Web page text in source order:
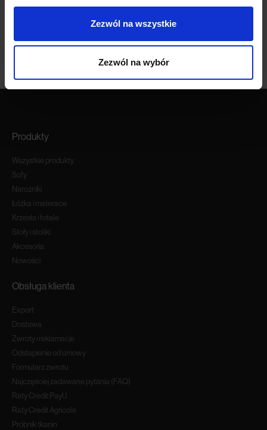
Zezwól na wszystkie
Zezwól na wybór
Produkty
Wszystkie produkty
Sofy
Narożniki
Łóżka i materace
Krzesła i fotele
Stoły i stoliki
Akcesoria
Nowości
Obsługa klienta
Export
Dostawa
Zwroty i reklamacje
Odstapienie od umowy
Formularz zwrotu
Najczęściej zadawane pytania (FAQ)
Raty Credit PayU
Raty Credit Agricole
Próbnik tkanin